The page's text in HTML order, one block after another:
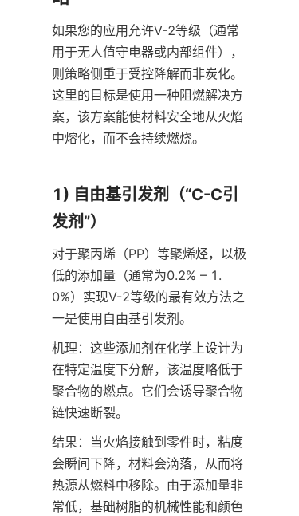
如果您的应用允许V-2等级（通常
用于无人值守电器或内部组件），
则策略侧重于受控降解而非炭化。
这里的目标是使用一种阻燃解决方
案，该方案能使材料安全地从火焰
中熔化，而不会持续燃烧。
1) 自由基引发剂（“C-C引
发剂”）
对于聚丙烯（PP）等聚烯烃，以极
低的添加量（通常为0.2% – 1.
0%）实现V-2等级的最有效方法之
一是使用自由基引发剂。
机理：这些添加剂在化学上设计为
在特定温度下分解，该温度略低于
聚合物的燃点。它们会诱导聚合物
链快速断裂。
结果：当火焰接触到零件时，粘度
会瞬间下降，材料会滴落，从而将
热源从燃料中移除。由于添加量非
常低，基础树脂的机械性能和颜色